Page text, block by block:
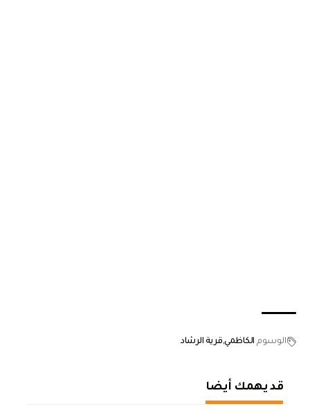
الوسوم الكاظمي قرية الرشاد
قد يهمك أيضا